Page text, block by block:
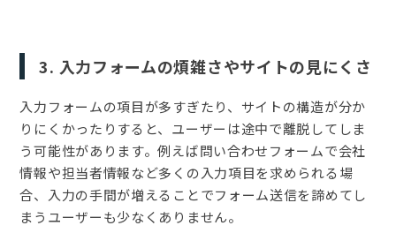
3. 入力フォームの煩雑さやサイトの見にくさ
入力フォームの項目が多すぎたり、サイトの構造が分か
りにくかったりすると、ユーザーは途中で離脱してしま
う可能性があります。例えば問い合わせフォームで会社
情報や担当者情報など多くの入力項目を求められる場
合、入力の手間が増えることでフォーム送信を諦めてし
まうユーザーも少なくありません。